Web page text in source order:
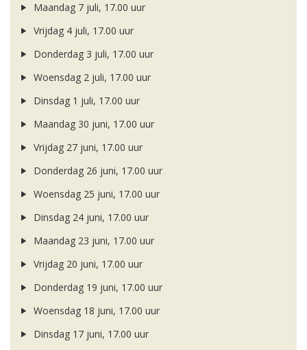
Maandag 7 juli, 17.00 uur
Vrijdag 4 juli, 17.00 uur
Donderdag 3 juli, 17.00 uur
Woensdag 2 juli, 17.00 uur
Dinsdag 1 juli, 17.00 uur
Maandag 30 juni, 17.00 uur
Vrijdag 27 juni, 17.00 uur
Donderdag 26 juni, 17.00 uur
Woensdag 25 juni, 17.00 uur
Dinsdag 24 juni, 17.00 uur
Maandag 23 juni, 17.00 uur
Vrijdag 20 juni, 17.00 uur
Donderdag 19 juni, 17.00 uur
Woensdag 18 juni, 17.00 uur
Dinsdag 17 juni, 17.00 uur